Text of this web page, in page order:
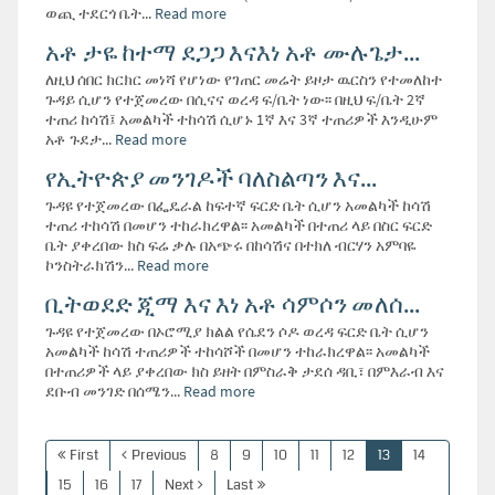
ወጪ ተደርጎ ቤት... Read more
አቶ ታዬ ከተማ ደጋጋ እናእነ አቶ ሙሉጌታ...
ለዚህ ሰበር ክርክር መነሻ የሆነው የገጠር መሬት ይዞታ ዉርስን የተመለከተ
ጉዳይ ሲሆን የተጀመረው በሲናና ወረዳ ፍ/ቤት ነው፡፡ በዚህ ፍ/ቤት 2ኛ
ተጠሪ ከሳሽ፤ አመልካች ተከሳሽ ሲሆኑ 1ኛ እና 3ኛ ተጠሪዎች እንዲሁም
አቶ ጉደታ... Read more
የኢትዮጵያ መንገዶች ባለስልጣን እና...
ጉዳዩ የተጀመረው በፌዴራል ከፍተኛ ፍርድ ቤት ሲሆን አመልካች ከሳሽ
ተጠሪ ተከሳሽ በመሆን ተከራክረዋል፡፡ አመልካች በተጠሪ ላይ በስር ፍርድ
ቤት ያቀረበው ክስ ፍሬ ቃሉ በአጭሩ በከሳሽና በተክለ ብርሃን አምባዬ
ኮንስትራክሽን... Read more
ቢትወደድ ጂማ እና እነ አቶ ሳምሶን መለሰ...
ጉዳዩ የተጀመረው በኦሮሚያ ክልል የሴደን ሶዶ ወረዳ ፍርድ ቤት ሲሆን
አመልካች ከሳሽ ተጠሪዎች ተከሳሾች በመሆን ተከራክረዋል፡፡ አመልካች
በተጠሪዎች ላይ ያቀረበው ክስ ይዘት በምስራቅ ታደሰ ዳቢ፣ በምእራብ እና
ደቡብ መንገድ በሰሜን... Read more
First Previous 8 9 10 11 12 13
14
15
16 17 Next Last